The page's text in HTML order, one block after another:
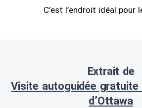
C’est l’endroit idéal pour
Extrait de
Visite autoguidée gratuite
d’Ottawa